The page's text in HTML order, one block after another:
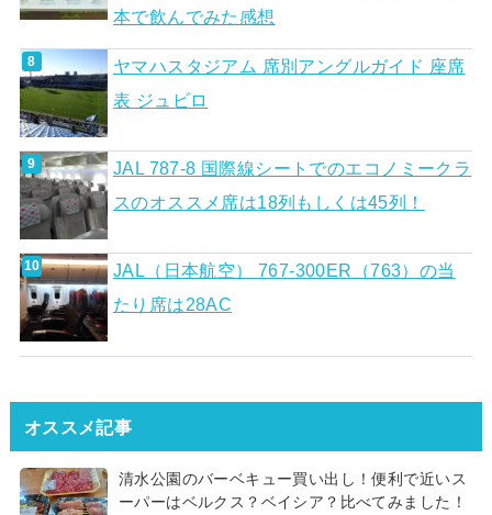
本で飲んでみた感想
ヤマハスタジアム 席別アングルガイド 座席
表 ジュビロ
JAL 787-8 国際線シートでのエコノミークラ
スのオススメ席は18列もしくは45列！
JAL（日本航空） 767-300ER（763）の当
たり席は28AC
オススメ記事
清水公園のバーベキュー買い出し！便利で近いス
ーパーはベルクス？ベイシア？比べてみました！